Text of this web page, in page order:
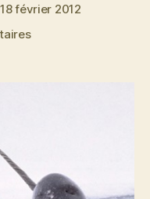
18 février 2012
sur
Obama